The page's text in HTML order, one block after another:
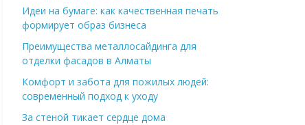
Идеи на бумаге: как качественная печать
формирует образ бизнеса
Преимущества металлосайдинга для
отделки фасадов в Алматы
Комфорт и забота для пожилых людей:
современный подход к уходу
За стеной тикает сердце дома